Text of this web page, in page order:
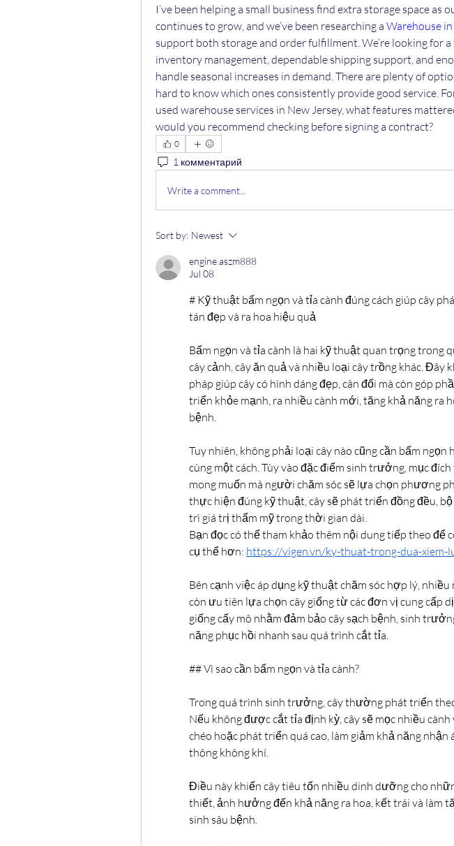
I’ve been helping a small business find extra storage space as
continues to grow, and we’ve been researching a Warehouse
support both storage and order fulfillment. We’re looking for
inventory management, dependable shipping support, and
handle seasonal increases in demand. There are plenty of
hard to know which ones consistently provide good service.
used warehouse services in New Jersey, what features
would you recommend checking before signing a contract?
0
1 комментарий
Write a comment...
Sort by: Newest
engine.aszm888
Jul 08
# Kỹ thuật bấm ngọn và tỉa cành đúng cách giúp cây
tán đẹp và ra hoa hiệu quả
Bấm ngọn và tỉa cành là hai kỹ thuật quan trọng trong
cây cảnh, cây ăn quả và nhiều loại cây trồng khác. Đây
pháp giúp cây có hình dáng đẹp, cân đối mà còn góp
triển khỏe mạnh, ra nhiều cành mới, tăng khả năng ra
bệnh.
Tuy nhiên, không phải loại cây nào cũng cần bấm ngọn
cùng một cách. Tùy vào đặc điểm sinh trưởng, mục
mong muốn mà người chăm sóc sẽ lựa chọn phương
thực hiện đúng kỹ thuật, cây sẽ phát triển đồng đều,
trì giá trị thẩm mỹ trong thời gian dài.
Bạn đọc có thể tham khảo thêm nội dung tiếp theo để
cụ thể hơn: https://vigen.vn/ky-thuat-trong-dua-xiem-
Bên cạnh việc áp dụng kỹ thuật chăm sóc hợp lý,
còn ưu tiên lựa chọn cây giống từ các đơn vị cung cấp
giống cấy mô nhằm đảm bảo cây sạch bệnh, sinh
năng phục hồi nhanh sau quá trình cắt tỉa.
## Vì sao cần bấm ngọn và tỉa cành?
Trong quá trình sinh trưởng, cây thường phát triển
Nếu không được cắt tỉa định kỳ, cây sẽ mọc nhiều cành
chéo hoặc phát triển quá cao, làm giảm khả năng nhận
thông không khí.
Điều này khiến cây tiêu tốn nhiều dinh dưỡng cho
thiết, ảnh hưởng đến khả năng ra hoa, kết trái và làm
sinh sâu bệnh.